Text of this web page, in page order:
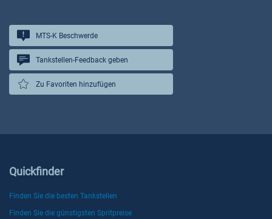
MTS-K Beschwerde
Tankstellen-Feedback geben
Zu Favoriten hinzufügen
Quickfinder
Finden Sie die besten Tankstellen
Finden Sie die günstigsten Spritpreise